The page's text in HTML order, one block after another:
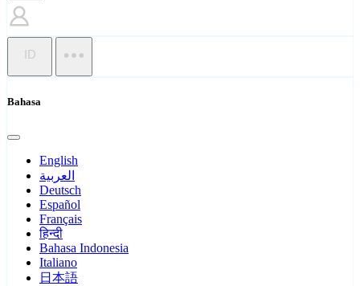
ID
Bahasa
English
العربية
Deutsch
Español
Français
हिन्दी
Bahasa Indonesia
Italiano
日本語